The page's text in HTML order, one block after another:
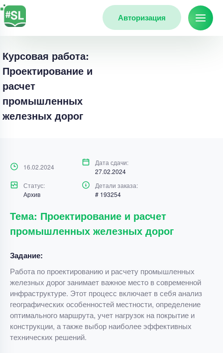
Авторизация
Курсовая работа:
Проектирование и
расчет
промышленных
железных дорог
16.02.2024
Дата сдачи:
27.02.2024
Статус:
Архив
Детали заказа:
# 193254
Тема: Проектирование и расчет
промышленных железных дорог
Задание:
Работа по проектированию и расчету промышленных
железных дорог занимает важное место в современной
инфраструктуре. Этот процесс включает в себя анализ
географических особенностей местности, определение
оптимального маршрута, учет нагрузок на покрытие и
конструкции, а также выбор наиболее эффективных
технических решений.